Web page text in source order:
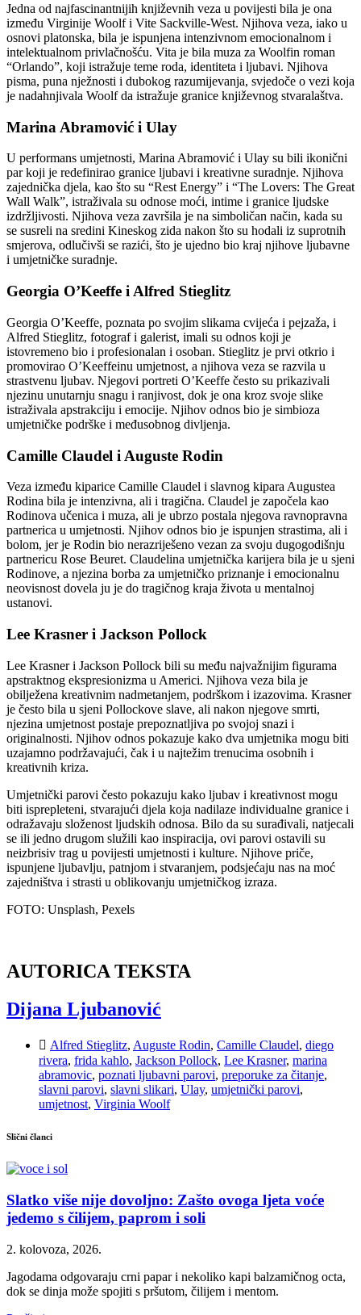
Jedna od najfascinantnijih književnih veza u povijesti bila je ona
između Virginije Woolf i Vite Sackville-West. Njihova veza, iako u
osnovi platonska, bila je ispunjena intenzivnom emocionalnom i
intelektualnom privlačnošću. Vita je bila muza za Woolfin roman
“Orlando”, koji istražuje teme roda, identiteta i ljubavi. Njihova
pisma, puna nježnosti i dubokog razumijevanja, svjedoče o vezi koja
je nadahnjivala Woolf da istražuje granice književnog stvaralaštva.
Marina Abramović i Ulay
U performans umjetnosti, Marina Abramović i Ulay su bili ikonični
par koji je redefinirao granice ljubavi i kreativne suradnje. Njihova
zajednička djela, kao što su “Rest Energy” i “The Lovers: The Great
Wall Walk”, istraživala su odnose moći, intime i granice ljudske
izdržljivosti. Njihova veza završila je na simboličan način, kada su
se susreli na sredini Kineskog zida nakon što su hodali iz suprotnih
smjerova, odlučivši se razići, što je ujedno bio kraj njihove ljubavne
i umjetničke suradnje.
Georgia O’Keeffe i Alfred Stieglitz
Georgia O’Keeffe, poznata po svojim slikama cvijeća i pejzaža, i
Alfred Stieglitz, fotograf i galerist, imali su odnos koji je
istovremeno bio i profesionalan i osoban. Stieglitz je prvi otkrio i
promovirao O’Keeffeinu umjetnost, a njihova veza se razvila u
strastvenu ljubav. Njegovi portreti O’Keeffe često su prikazivali
njezinu unutarnju snagu i ranjivost, dok je ona kroz svoje slike
istraživala apstrakciju i emocije. Njihov odnos bio je simbioza
umjetničke podrške i međusobnog divljenja.
Camille Claudel i Auguste Rodin
Veza između kiparice Camille Claudel i slavnog kipara Augustea
Rodina bila je intenzivna, ali i tragična. Claudel je započela kao
Rodinova učenica i muza, ali je ubrzo postala njegova ravnopravna
partnerica u umjetnosti. Njihov odnos bio je ispunjen strastima, ali i
bolom, jer je Rodin bio nerazriješeno vezan za svoju dugogodišnju
partnericu Rose Beuret. Claudelina umjetnička karijera bila je u sjeni
Rodinove, a njezina borba za umjetničko priznanje i emocionalnu
neovisnost dovela ju je do tragičnog kraja života u mentalnoj
ustanovi.
Lee Krasner i Jackson Pollock
Lee Krasner i Jackson Pollock bili su među najvažnijim figurama
apstraktnog ekspresionizma u Americi. Njihova veza bila je
obilježena kreativnim nadmetanjem, podrškom i izazovima. Krasner
je često bila u sjeni Pollockove slave, ali nakon njegove smrti,
njezina umjetnost postaje prepoznatljiva po svojoj snazi i
originalnosti. Njihov odnos pokazuje kako dva umjetnika mogu biti
uzajamno podržavajući, čak i u najtežim trenucima osobnih i
kreativnih kriza.
Umjetnički parovi često pokazuju kako ljubav i kreativnost mogu
biti isprepleteni, stvarajući djela koja nadilaze individualne granice i
odražavaju složenost ljudskih odnosa. Bilo da su surađivali, natjecali
se ili jedno drugom služili kao inspiracija, ovi parovi ostavili su
neizbrisiv trag u povijesti umjetnosti i kulture. Njihove priče,
ispunjene ljubavlju, patnjom i stvaranjem, podsjećaju nas na moć
zajedništva i strasti u oblikovanju umjetničkog izraza.
FOTO: Unsplash, Pexels
AUTORICA TEKSTA
Dijana Ljubanović
Alfred Stieglitz, Auguste Rodin, Camille Claudel, diego
rivera, frida kahlo, Jackson Pollock, Lee Krasner, marina
abramovic, poznati ljubavni parovi, preporuke za čitanje,
slavni parovi, slavni slikari, Ulay, umjetnički parovi,
umjetnost, Virginia Woolf
Slični članci
Slatko više nije dovoljno: Zašto ovoga ljeta voće
jedemo s čilijem, paprom i soli
2. kolovoza, 2026.
Jagodama odgovaraju crni papar i nekoliko kapi balzamičnog octa,
dok se dinja može spojiti s pršutom, čilijem i mentom.